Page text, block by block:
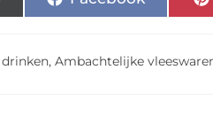
drinken,Ambachtelijke